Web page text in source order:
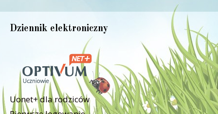
Dziennik elektroniczny
Uonet+ dla rodziców